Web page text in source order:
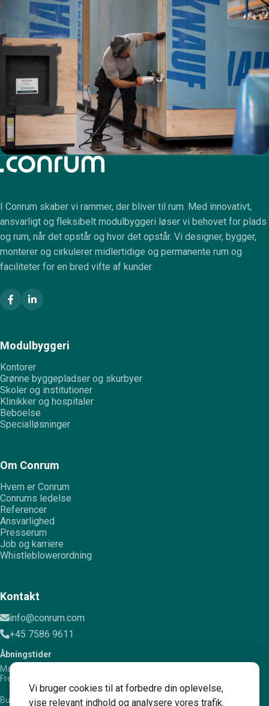
Vi bruger cookies til at forbedre din oplevelse,
vise relevant indhold og analysere vores trafik.
I Conrum skaber vi rammer, der bliver til rum. Med innovativt,
ansvarligt og fleksibelt modulbyggeri løser vi behovet for plads
og rum, når det opstår og hvor det opstår. Vi designer, bygger,
monterer og cirkulerer midlertidige og permanente rum og
faciliteter for en bred vifte af kunder.
Modulbyggeri
Kontorer
Grønne byggepladser og skurbyer
Skoler og institutioner
Klinikker og hospitaler
Beboelse
Specialløsninger
Om Conrum
Hvem er Conrum
Conrums ledelse
Referencer
Ansvarlighed
Presserum
Job og karriere
Whistleblowerordning
Kontakt
info@conrum.com
+45 7586 9611
Åbningstider
Mandag – torsdag: 8.00 – 16.00
Fredag: 8.00 – 15.00
Bugattivej 12, 7100 Vejle